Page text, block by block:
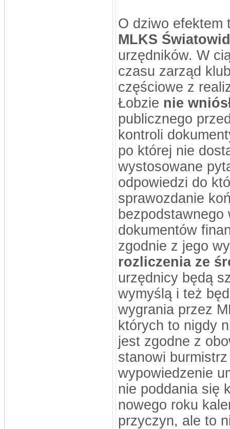
O dziwo efektem
MLKS
urzędników. W
czasu zarząd
częściowe z
Łobzie nie
publicznego
kontroli
po której nie
wystosowane
odpowiedzi do
sprawozdanie
bezpodstawnego
dokumentów
zgodnie z jego
rozliczenia ze
urzędnicy będą
wymyślą i też
wygrania przez
których to nigdy
jest zgodne z
stanowi
wypowiedzenie
nie poddania się
nowego roku
przyczyn, ale to